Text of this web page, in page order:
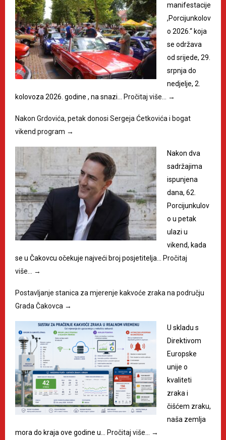
manifestacije
,Porcijunkolov
o 2026.“ koja
se održava
od srijede, 29.
srpnja do
nedjelje, 2.
kolovoza 2026. godine , na snazi…
Pročitaj više… →
Nakon Grdovića, petak donosi Sergeja Ćetkovića i bogat
vikend program →
Nakon dva
sadržajima
ispunjena
dana, 62.
Porcijunkulov
o u petak
ulazi u
vikend, kada
se u Čakovcu očekuje najveći broj posjetitelja…
Pročitaj
više…
→
Postavljanje stanica za mjerenje kakvoće zraka na području
Grada Čakovca →
U skladu s
Direktivom
Europske
unije o
kvaliteti
zraka i
čišćem zraku,
naša zemlja
mora do kraja ove godine u…
Pročitaj više… →